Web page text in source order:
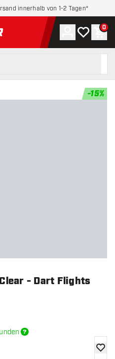
innerhalb von 1-2 Tagen*
Konto
Meine 0
-15%
- Dart Flights
Zur